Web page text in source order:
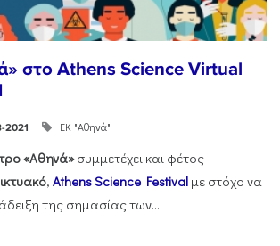
στο Athens Science Virtual
2021 ΕΚ "Αθηνά"
«Αθηνά»συμμετέχει και φέτος
, Athens Science Festival με στόχο να
της σημασίας των...